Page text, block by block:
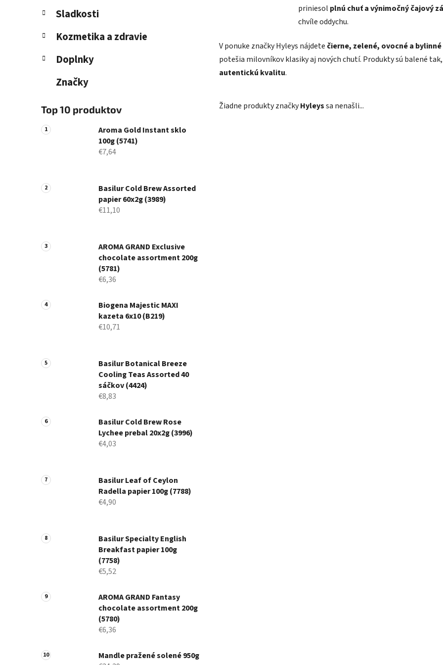
l
Sladkosti
Kozmetika a zdravie
Doplnky
Značky
Top 10 produktov
Aroma Gold Instant sklo
100g (5741)
€7,64
Basilur Cold Brew Assorted
papier 60x2g (3989)
€11,10
AROMA GRAND Exclusive
chocolate assortment 200g
(5781)
€6,36
Biogena Majestic MAXI
kazeta 6x10 (B219)
€10,71
Basilur Botanical Breeze
Cooling Teas Assorted 40
sáčkov (4424)
€8,83
Basilur Cold Brew Rose
Lychee prebal 20x2g (3996)
€4,03
Basilur Leaf of Ceylon
Radella papier 100g (7788)
€4,90
Basilur Specialty English
Breakfast papier 100g
(7758)
€5,52
AROMA GRAND Fantasy
chocolate assortment 200g
(5780)
€6,36
Mandle pražené solené 950g
priniesol plnú chuť a výnimočný čajový
chvíle oddychu.
V ponuke značky Hyleys nájdete čierne, zelené, ovocné a
potešia milovníkov klasiky aj nových chutí. Produkty sú balené
autentickú kvalitu.
Žiadne produkty značkyHyleyssa nenašli...